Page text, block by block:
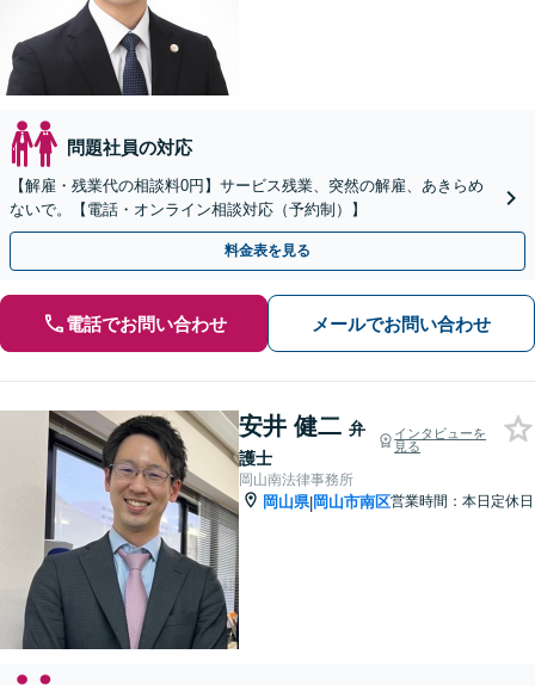
問題社員の対応
【解雇・残業代の相談料0円】サービス残業、突然の解雇、あきらめ
ないで。【電話・オンライン相談対応（予約制）】
料金表を見る
電話でお問い合わせ メールでお問い合わせ
安井 健二 弁
護士
インタビューを
見る
岡山南法律事務所
岡山県|岡山市南区営業時間：本日定休日